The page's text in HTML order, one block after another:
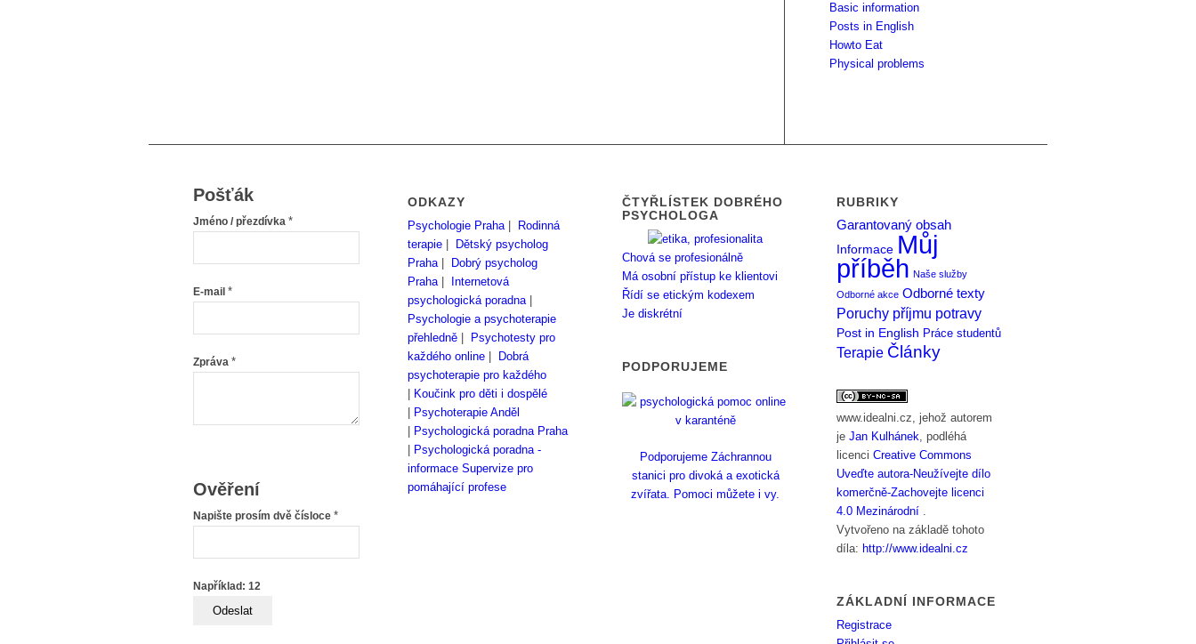
Basic information
Posts in English
Howto Eat
Physical problems
Pošťák
Jméno / přezdívka *
E-mail *
Zpráva *
Ověření
Napište prosím dvě čísloce *
Například: 12
ODKAZY
Psychologie Praha|
Rodinná
terapie
Dětský psycholog
Praha|
Dobrý psycholog
Praha|
Internetová
psychologická poradna|
Psychologie a psychoterapie
přehledně
Psychotesty pro
každého online
Dobrá
psychoterapie pro každého
Koučink pro děti i dospělé
Psychoterapie Anděl
Psychologická poradna Praha
Psychologická poradna -
informace Supervize pro
pomáhající profese
ČTYŘLÍSTEK DOBRÉHO
PSYCHOLOGA
Chová se profesionálně
Má osobní přístup ke klientovi
Řídí se etickým kodexem
Je diskrétní
PODPORUJEME
Podporujeme Záchrannou
stanici pro divoká a exotická
zvířata. Pomoci můžete i vy.
RUBRIKY
Garantovaný obsah
Informace Můj
příběh Naše služby
Odborné akce Odborné texty
Poruchy příjmu potravy
Post in English Práce studentů
Terapie Články
www.idealni.cz, jehož autorem
jeJan Kulhánek, podléhá
licenciCreative Commons
Uveďte autora-Neužívejte dílo
komerčně-Zachovejte licenci
4.0 Mezinárodní .
Vytvořeno na základě tohoto
díla: http://www.idealni.cz
ZÁKLADNÍ INFORMACE
Registrace